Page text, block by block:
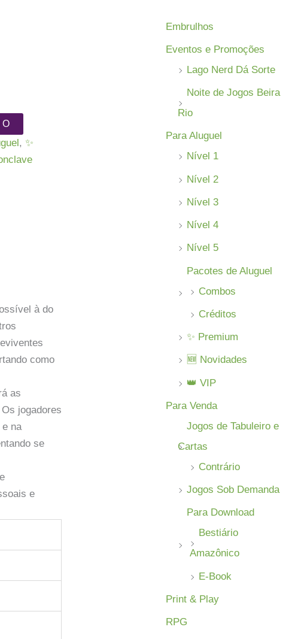
, ✨
à do
como
as
jogadores
e na
se
e
p
o
Embrulhos
Eventos e Promoções
Lago Nerd Dá Sorte
Noite de Jogos Beira
Rio
Para Aluguel
Nível 1
Nível 2
Nível 3
Nível 4
Nível 5
Pacotes de Aluguel
Combos
Créditos
✨ Premium
🆕 Novidades
👑 VIP
Para Venda
Jogos de Tabuleiro e
Cartas
Contrário
Jogos Sob Demanda
Para Download
Bestiário
Amazônico
E-Book
Print & Play
RPG